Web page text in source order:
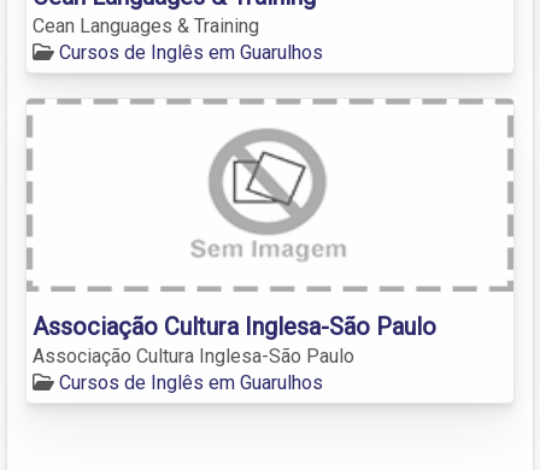
Cean Languages & Training
Cursos de Inglês em Guarulhos
Associação Cultura Inglesa-São Paulo
Associação Cultura Inglesa-São Paulo
Cursos de Inglês em Guarulhos